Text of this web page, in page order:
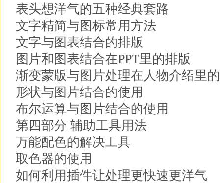
表头想洋气的五种经典套路
文字精简与图标常用方法
文字与图表结合的排版
图片和图表结合在PPT里的排版
渐变蒙版与图片处理在人物介绍里
形状与图片结合的使用
布尔运算与图片结合的使用
第四部分 辅助工具用法
万能配色的解决工具
取色器的使用
如何利用插件让处理更快速更洋气